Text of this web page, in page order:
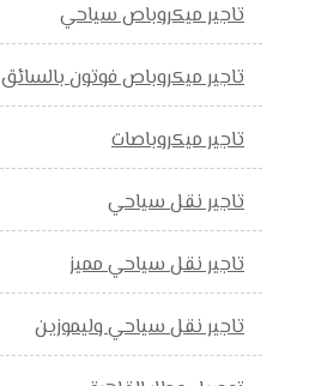
تاجير ميكروباص سياحي
تاجير ميكروباص فوتون بالسائق
تاجير ميكروباصات
تاجير نقل سياحي
تاجير نقل سياحي مميز
تاجير نقل سياحي وليموزين